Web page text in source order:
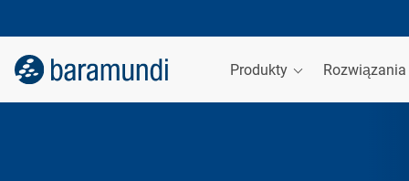
Produkty Rozwiązania